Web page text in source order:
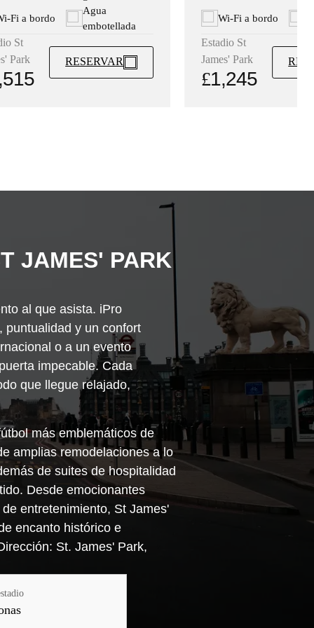
a bordo
Agua
embotellada
St
Park
RESERVAR
Wi‑Fi a bordo
Estadio St
James' Park
£1,245
JAMES' PARK
al que asista. iPro
puntualidad y un confort
o a un evento
impecable. Cada
que llegue relajado,
más emblemáticos de
amplias remodelaciones a lo
de suites de hospitalidad
Desde emocionantes
entretenimiento, St James'
encanto histórico e
St. James' Park,